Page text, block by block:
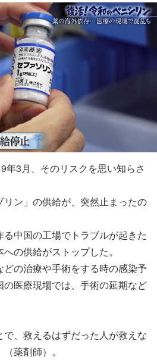
3月、そのリスクを思い知らさ
ン」の供給が、突然止まったの
中国の工場でトラブルが起きた
の供給がストップした。
の治療や手術をする時の感染予
医療現場では、手術の延期など
で、救えるはずだった人が救えな
薬剤師）。